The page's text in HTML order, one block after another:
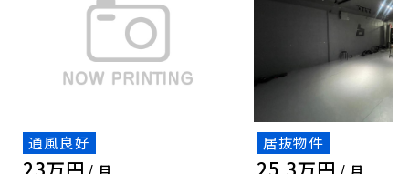
通風良好 居抜物件